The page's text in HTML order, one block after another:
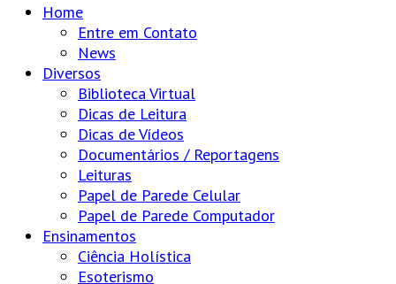
Home
Entre em Contato
News
Diversos
Biblioteca Virtual
Dicas de Leitura
Dicas de Vídeos
Documentários / Reportagens
Leituras
Papel de Parede Celular
Papel de Parede Computador
Ensinamentos
Ciência Holística
Esoterismo